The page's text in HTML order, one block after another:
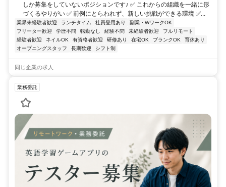
しか募集をしていないポジションです♪ ✅ これからの組織を一緒に形
づくるやりがい ✅ 前例にとらわれず、新しい挑戦ができる環境 ✅...
業界未経験者歓迎 ランチタイム 社員登用あり
副業・WワークOK
フリーター歓迎
学歴不問 転勤なし 経験不問 未経験者歓迎
フルリモート
経験者歓迎
ネイルOK 有資格者歓迎 研修あり 在宅OK ブランクOK
育休あり
オープニングスタッフ
長期歓迎 シフト制
同じ企業の求人
業務委託